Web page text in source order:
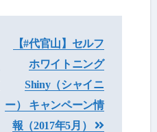
【#代官山】セルフ
ホワイトニング
Shiny（シャイニ
ー） キャンペーン情
報（2017年5月）